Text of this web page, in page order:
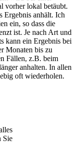
vorher lokal betäubt.
Ergebnis anhält. Ich
ein, so dass die
ist. Je nach Art und
kann ein Ergebnis bei
Monaten bis zu
Fällen, z.B. beim
anhalten. In allen
oft wiederholen.
Sie